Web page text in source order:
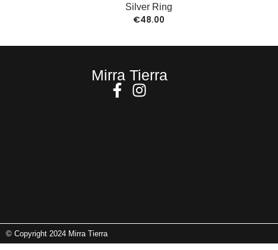
Silver Ring
€48.00
Mirra Tierra
© Copyright 2024 Mirra Tierra